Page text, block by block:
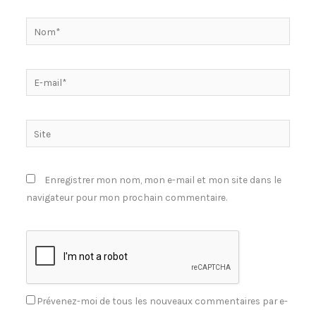
mail*
Site
Enregistrer mon nom, mon e-mail et mon site dans le
navigateur pour mon prochain commentaire.
Prévenez-moi de tous les nouveaux commentaires par e-